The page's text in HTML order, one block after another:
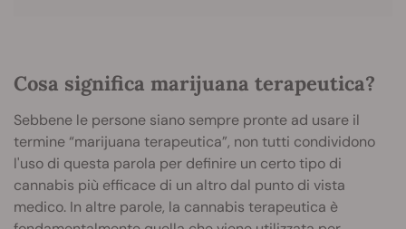
Cosa significa marijuana terapeutica?
Sebbene le persone siano sempre pronte ad usare il
termine “marijuana terapeutica”, non tutti condividono
l'uso di questa parola per definire un certo tipo di
cannabis più efficace di un altro dal punto di vista
medico. In altre parole, la cannabis terapeutica è